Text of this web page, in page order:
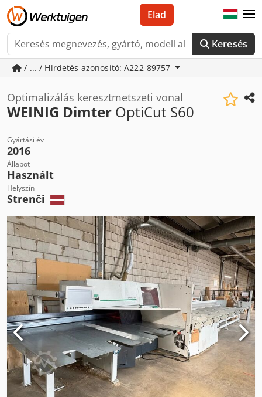
Keresés
Elad
/ ... / Hirdetés azonosító: A222-89757
Optimalizálás keresztmetszeti vonal
WEINIG Dimter OptiCut S60
Gyártási év
2016
Állapot
Használt
Helyszín
Strenči